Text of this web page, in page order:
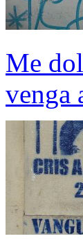
Me
venga